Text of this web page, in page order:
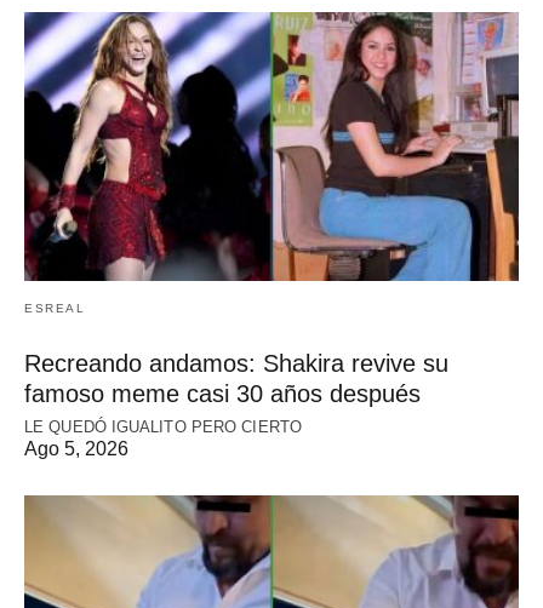
ESREAL
Recreando andamos: Shakira revive su
famoso meme casi 30 años después
LE QUEDÓ IGUALITO PERO CIERTO
Ago 5, 2026